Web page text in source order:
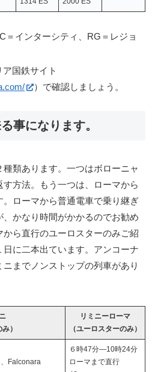
＝インターシティ、RG＝レジョ
国鉄サイト
）で確認しましょう。
事になります。
類あります。一つはボローニャ
方法。もう一つは、ローマから
ローマから普通電車で乗り継ぎ
かなり時間がかかるのでお勧め
から直行のユーロスターのみご紹
に二本出ています。アンコーナ
までノンストップの列車があり
）
リミニーローマ
（ユーロスターのみ）
Falconara
６時47分―10時24分
ローマまで直行